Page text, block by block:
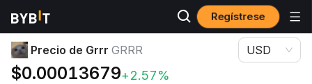
Regístrese
Precios de Criptomonedas Precio de Grrr GRRR
Precio de Grrr GRRR
$0.00013679+2.57%
USD